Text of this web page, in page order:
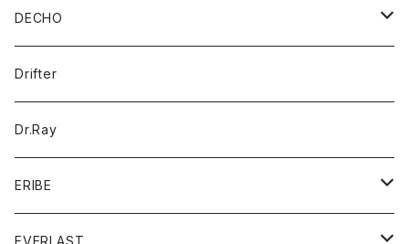
パーカー
カードケース
バッグ
アウター
コート
ジャケット
アクセサリー
バッグ
キッズ
シャツ
Tシャツ
グッズ
帽子
トップス
DECHO
帽子
Drifter
Dr.Ray
ERIBE
ニット
EVERLAST